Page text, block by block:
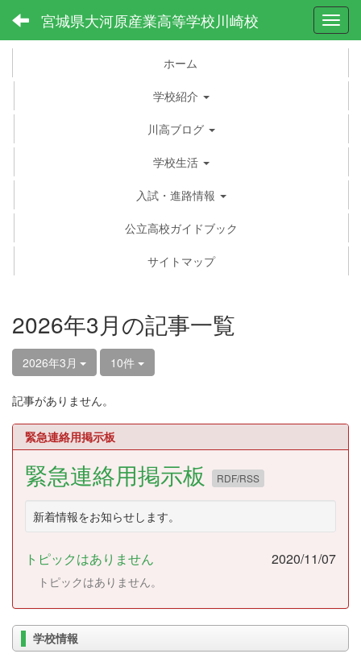
宮城県大河原産業高等学校川崎校
ホーム
学校紹介
川高ブログ
学校生活
入試・進路情報
公立高校ガイドブック
サイトマップ
2026年3月の記事一覧
2026年3月 10件
記事がありません。
緊急連絡用掲示板
緊急連絡用掲示板 RDF/RSS
新着情報をお知らせします。
トピックはありません 2020/11/07
トピックはありません。
学校情報